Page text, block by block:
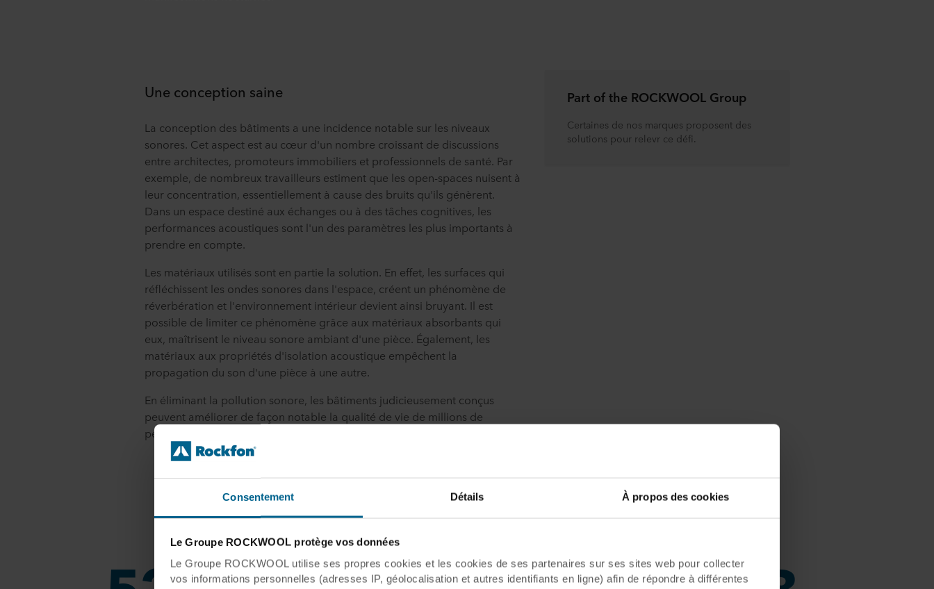
Consentement Détails À propos des cookies
Le Groupe ROCKWOOL protège vos données
Le Groupe ROCKWOOL utilise ses propres cookies et les cookies de ses partenaires sur ses sites web pour collecter
vos informations personnelles (adresses IP, géolocalisation et autres identifiants en ligne) afin de répondre à différentes
Une conception saine
La conception des bâtiments a une incidence notable sur les niveaux
sonores. Cet aspect est au cœur d'un nombre croissant de discussions
entre architectes, promoteurs immobiliers et professionnels de santé. Par
exemple, de nombreux travailleurs estiment que les open-spaces nuisent à
leur concentration, essentiellement à cause des bruits qu'ils génèrent.
Dans un espace destiné aux échanges ou à des tâches cognitives, les
performances acoustiques sont l'un des paramètres les plus importants à
prendre en compte.
Les matériaux utilisés sont en partie la solution. En effet, les surfaces qui
réfléchissent les ondes sonores dans l'espace, créent un phénomène de
réverbération et l'environnement intérieur devient ainsi bruyant. Il est
possible de limiter ce phénomène grâce aux matériaux absorbants qui
eux, maîtrisent le niveau sonore ambiant d'une pièce. Également, les
matériaux aux propriétés d'isolation acoustique empêchent la
propagation du son d'une pièce à une autre.
En éliminant la pollution sonore, les bâtiments judicieusement conçus
peuvent améliorer de façon notable la qualité de vie de millions de
personnes.
Part of the ROCKWOOL Group
Certaines de nos marques proposent des
solutions pour relevr ce défi.